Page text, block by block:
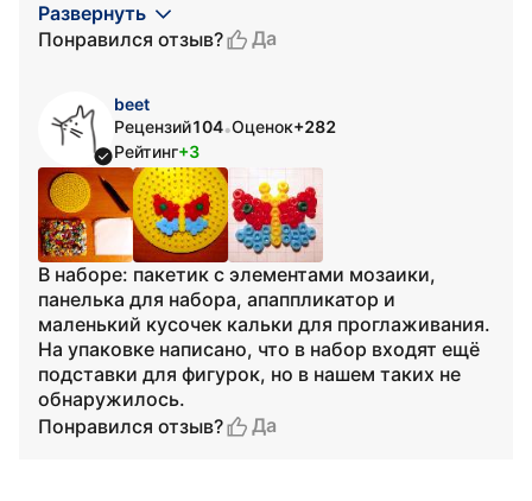
Развернуть
Понравился отзыв?
Да
beet
Рецензий104•Оценок+282
Рейтинг+3
В наборе: пакетик с элементами мозаики,
панелька для набора, апаппликатор и
маленький кусочек кальки для проглаживания.
На упаковке написано, что в набор входят ещё
подставки для фигурок, но в нашем таких не
обнаружилось.
Понравился отзыв?
Да